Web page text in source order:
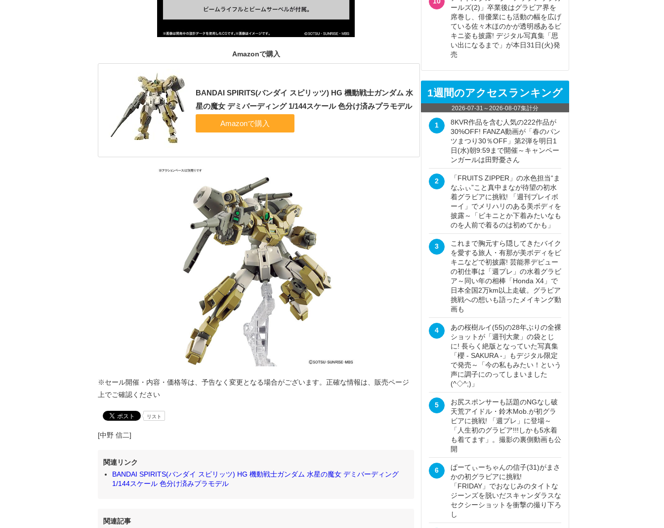
Amazonで購入
BANDAI SPIRITS(バンダイ スピリッツ) HG 機動戦士ガンダム 水
星の魔女 デミバーディング 1/144スケール 色分け済みプラモデル
※セール開催・内容・価格等は、予告なく変更となる場合がございます。正確な情報は、販売ページ
上でご確認ください
リスト
[中野 信二]
関連リンク
BANDAI SPIRITS(バンダイ スピリッツ) HG 機動戦士ガンダム 水星の魔女 デミバーディング
1/144スケール 色分け済みプラモデル
関連記事
ールズ(2)」卒業後はグラビア界を
席巻し、俳優業にも活動の幅を広げ
ている佐々木ほのかが透明感あるビ
キニ姿も披露! デジタル写真集「思
い出になるまで」が本日31日(火)発
売
1週間のアクセスランキング
2026-07-31 ～2026-08-07集計分
1
8KVR作品を含む人気の222作品が
30%OFF! FANZA動画が「春のパン
ツまつり30％OFF」第2弾を明日1
日(水)朝9:59まで開催～キャンペー
ンガールは田野憂さん
2
「FRUITS ZIPPER」の水色担当“ま
なふぃ”こと真中まなが待望の初水
着グラビアに挑戦! 「週刊プレイボ
ーイ」でメリハリのある美ボディを
披露～「ビキニとか下着みたいなも
のを人前で着るのは初めてかも」
3
これまで胸元すら隠してきたバイク
を愛する旅人・有那が美ボディをビ
キニなどで初披露! 芸能界デビュー
の初仕事は「週プレ」の水着グラビ
ア～同い年の相棒「Honda X4」で
日本全国2万km以上走破。グラビア
挑戦への想いも語ったメイキング動
画も
4
あの桜樹ルイ(55)の28年ぶりの全裸
ショットが「週刊大衆」の袋とじ
に! 長らく絶版となっていた写真集
「櫻 - SAKURA -」もデジタル限定
で発売～「今の私もみたい！という
声に調子にのってしまいました
(^◇^;)」
5
お尻スポンサーも話題のNGなし破
天荒アイドル・鈴木Mob.が初グラ
ビアに挑戦! 「週プレ」に登場～
「人生初のグラビア!!!しかも5水着
も着てます」。撮影の裏側動画も公
開
6
ぱーてぃーちゃんの信子(31)がまさ
かの初グラビアに挑戦!
「FRIDAY」でおなじみのタイトな
ジーンズを脱いだスキャンダラスな
セクシーショットを衝撃の撮り下ろ
し